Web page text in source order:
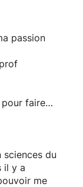
passion
faire
sciences du
il y a
me